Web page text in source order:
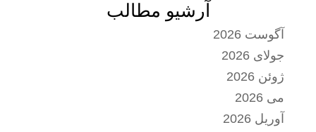
آرشیو مطالب
آگوست 2026
جولای 2026
ژوئن 2026
می 2026
آوریل 2026